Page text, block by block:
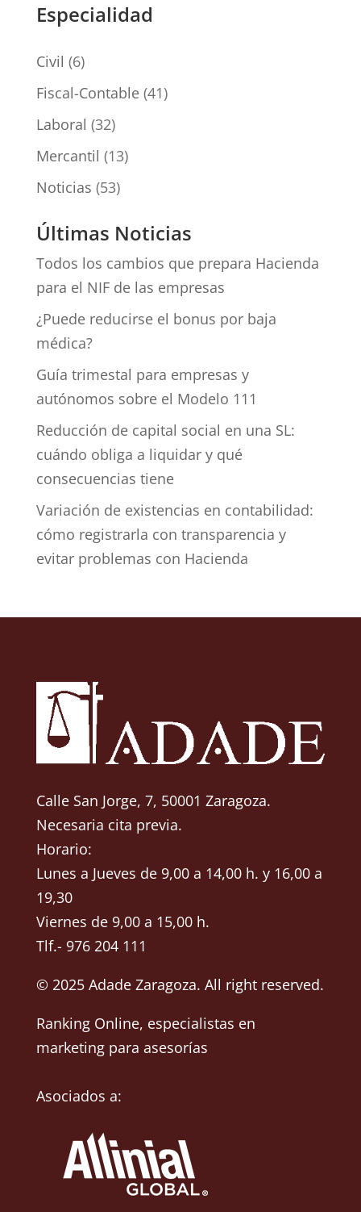
Especialidad
Civil (6)
Fiscal-Contable(41)
Laboral (32)
Mercantil (13)
Noticias (53)
Últimas Noticias
Todos los cambios que prepara Hacienda
para el NIF de las empresas
¿Puede reducirse el bonus por baja
médica?
Guía trimestal para empresas y
autónomos sobre el Modelo 111
Reducción de capital social en una SL:
cuándo obliga a liquidar y qué
consecuencias tiene
Variación de existencias en contabilidad:
cómo registrarla con transparencia y
evitar problemas con Hacienda
Calle San Jorge, 7, 50001 Zaragoza.
Necesaria cita previa.
Horario:
Lunes a Jueves de 9,00 a 14,00 h. y 16,00 a
19,30
Viernes de 9,00 a 15,00 h.
Tlf.- 976 204 111
© 2025 Adade Zaragoza. All right reserved.
Ranking Online, especialistas en
marketing para asesorías
Asociados a: